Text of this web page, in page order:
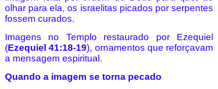
olhar para ela, os israelitas picados por serpentes
fossem curados.
Imagens no Templo restaurado por Ezequiel
(Ezequiel 41:18-19), ornamentos que reforçavam
a mensagem espiritual.
Quando a imagem se torna pecado